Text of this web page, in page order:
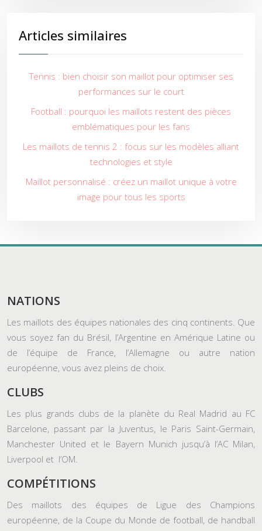
Articles similaires
Tennis : bien choisir son maillot pour optimiser ses
performances sur le court
Football : pourquoi les maillots restent des pièces
emblématiques pour les fans
Les maillots de tennis 2 : focus sur les modèles alliant
technologies et style
Maillot personnalisé : créez un maillot unique à votre
image pour tous les sports
NATIONS
Les maillots des équipes nationales des cinq continents. Que
vous soyez fan du Brésil, l’Argentine en Amérique Latine ou
de l’équipe de France, l’Allemagne ou autre nation
européenne, vous avez pleins de choix.
CLUBS
Les plus grands clubs de la planète du Real Madrid au FC
Barcelone, passant par la Juventus, le Paris Saint-Germain,
Manchester United et le Bayern Munich jusqu’à l’AC Milan,
Liverpool et l’OM.
COMPÉTITIONS
Des maillots des équipes de Ligue des Champions
européenne, de la Coupe du Monde de football, de handball